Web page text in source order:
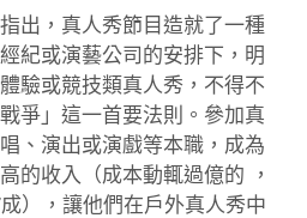
出，真人秀節目造就了一種
紀或演藝公司的安排下，明
驗或競技類真人秀，不得不
爭」這一首要法則。參加真
、演出或演戲等本職，成為
的收入（成本動輒過億的 ，
），讓他們在戶外真人秀中